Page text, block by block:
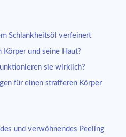
Schlankheitsöl verfeinert
und seine Haut?
sie wirklich?
für einen strafferen Körper
und verwöhnendes Peeling